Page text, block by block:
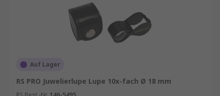
Auf Lager
RS PRO Juwelierlupe Lupe 10x-fach Ø 18 mm